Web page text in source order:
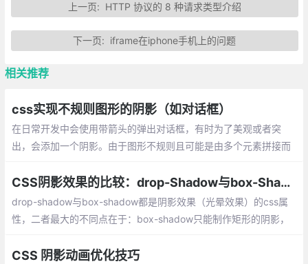
上一页: HTTP 协议的 8 种请求类型介绍
下一页: iframe在iphone手机上的问题
相关推荐
css实现不规则图形的阴影（如对话框）
在日常开发中会使用带箭头的弹出对话框，有时为了美观或者突
出，会添加一个阴影。由于图形不规则且可能是由多个元素拼接而
似的属性，filter下的drop-shadow。
CSS阴影效果的比较：drop-Shadow与box-Shadow
drop-shadow与box-shadow都是阴影效果（光晕效果）的css属
性，二者最大的不同点在于：box-shadow只能制作矩形的阴影，
CSS 阴影动画优化技巧